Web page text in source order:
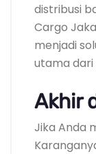
distribusi
Cargo
menjadi
utama
Akhir
Jika Anda